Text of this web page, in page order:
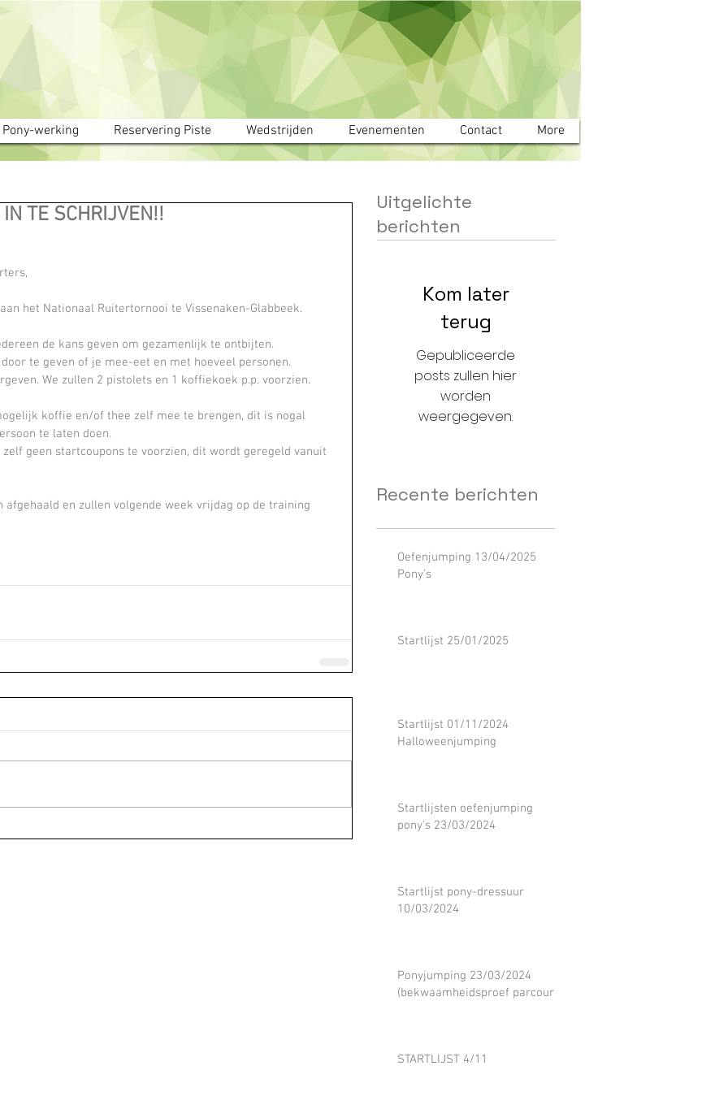
Pony-werking Reservering Piste Wedstrijden Evenementen Contact More
TE SCHRIJVEN!!
het Nationaal Ruitertornooi te Vissenaken-Glabbeek.
de kans geven om gezamenlijk te ontbijten.
te geven of je mee-eet en met hoeveel personen.
We zullen 2 pistolets en 1 koffiekoek p.p. voorzien.
koffie en/of thee zelf mee te brengen, dit is nogal
te laten doen.
geen startcoupons te voorzien, dit wordt geregeld vanuit
afgehaald en zullen volgende week vrijdag op de training
Uitgelichte
berichten
Kom later
terug
Gepubliceerde
posts zullen hier
worden
weergegeven.
Recente berichten
Oefenjumping 13/04/2025
Pony's
Startlijst 25/01/2025
Startlijst 01/11/2024
Halloweenjumping
Startlijsten oefenjumping
pony's 23/03/2024
Startlijst pony-dressuur
10/03/2024
Ponyjumping 23/03/2024
(bekwaamheidsproef parcours)
STARTLIJST 4/11